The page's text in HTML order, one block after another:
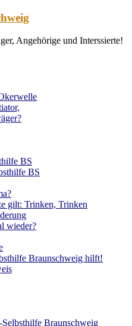
Angehörige und Interssierte!
BS
BS
gilt: Trinken, Trinken
wieder?
Braunschweig hilft!
Selbsthilfe Braunschweig